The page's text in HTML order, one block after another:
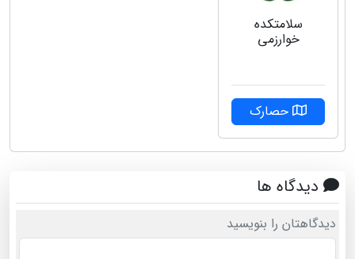
سلامتکده
خوارزمی
حصارک
دیدگاه ها
دیدگاهتان را بنویسید